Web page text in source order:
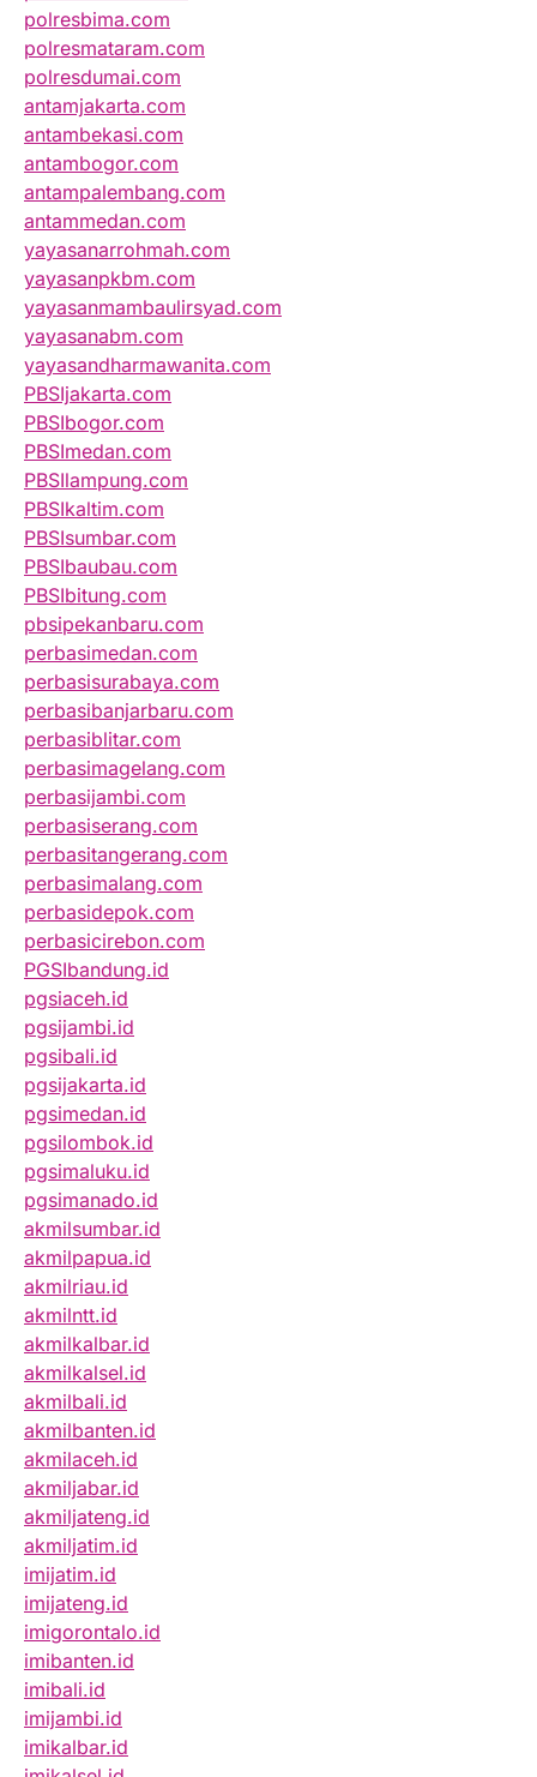
polresbima.com
polresmataram.com
polresdumai.com
antamjakarta.com
antambekasi.com
antambogor.com
antampalembang.com
antammedan.com
yayasanarrohmah.com
yayasanpkbm.com
yayasanmambaulirsyad.com
yayasanabm.com
yayasandharmawanita.com
PBSIjakarta.com
PBSIbogor.com
PBSImedan.com
PBSIlampung.com
PBSIkaltim.com
PBSIsumbar.com
PBSIbaubau.com
PBSIbitung.com
pbsipekanbaru.com
perbasimedan.com
perbasisurabaya.com
perbasibanjarbaru.com
perbasiblitar.com
perbasimagelang.com
perbasijambi.com
perbasiserang.com
perbasitangerang.com
perbasimalang.com
perbasidepok.com
perbasicirebon.com
PGSIbandung.id
pgsiaceh.id
pgsijambi.id
pgsibali.id
pgsijakarta.id
pgsimedan.id
pgsilombok.id
pgsimaluku.id
pgsimanado.id
akmilsumbar.id
akmilpapua.id
akmilriau.id
akmilntt.id
akmilkalbar.id
akmilkalsel.id
akmilbali.id
akmilbanten.id
akmilaceh.id
akmiljabar.id
akmiljateng.id
akmiljatim.id
imijatim.id
imijateng.id
imigorontalo.id
imibanten.id
imibali.id
imijambi.id
imikalbar.id